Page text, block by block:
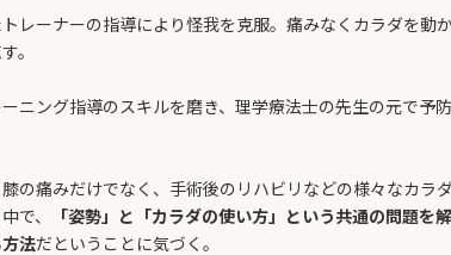
レーナーの指導により怪我を克服。痛みなくカラダを動
。
ニング指導のスキルを磨き、理学療法士の先生の元で予
の痛みだけでなく、手術後のリハビリなどの様々なカラ
で、
「姿勢」と「カラダの使い方」という共通の問題を
法だということに気づく。